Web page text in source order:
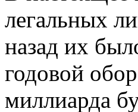
легальных
назад их
годовой
миллиарда